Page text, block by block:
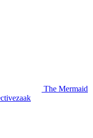
The Mermaid